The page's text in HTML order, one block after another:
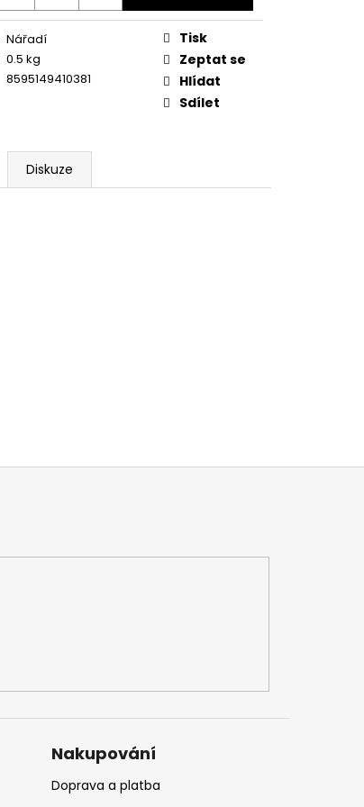
Nářadí
0.5 kg
8595149410381
Tisk
Zeptat se
Hlídat
Sdílet
Diskuze
Nakupování
Doprava a platba